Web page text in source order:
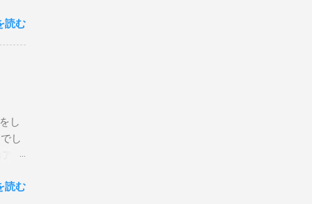
構成
私
元
信
で
っ
読む
し
し
分
し
読む